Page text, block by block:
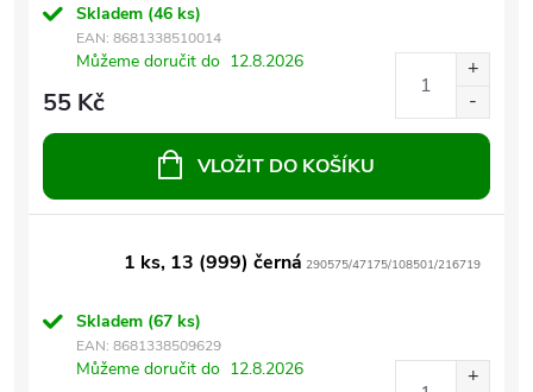
Skladem (46 ks)
EAN: 8681338510014
Můžeme doručit do 12.8.2026
55 Kč
VLOŽIT DO KOŠÍKU
1 ks, 13 (999) černá 290575/47175/108501/216719
Skladem (67 ks)
EAN: 8681338509629
Můžeme doručit do 12.8.2026